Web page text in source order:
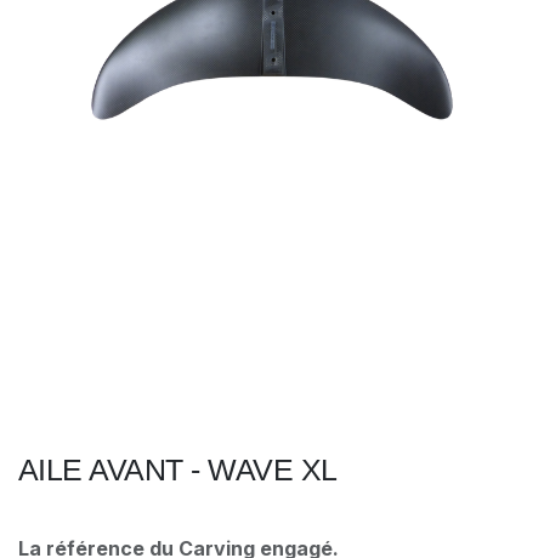
AILE AVANT - WAVE XL
La référence du Carving engagé.